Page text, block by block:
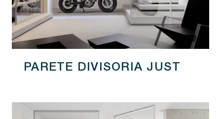
PARETE DIVISORIA JUST